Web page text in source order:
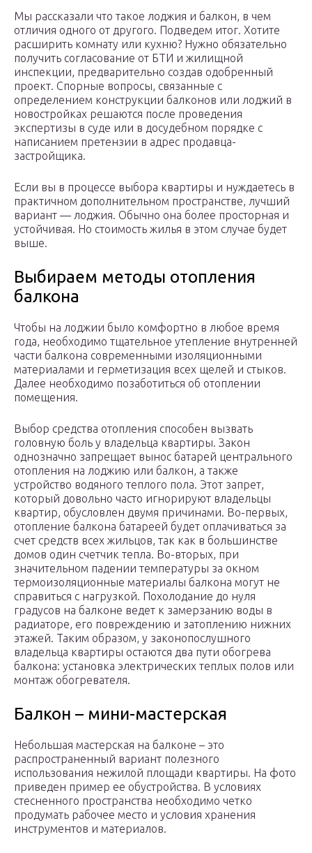
Мы рассказали что такое лоджия и балкон, в чем
отличия одного от другого. Подведем итог. Хотите
расширить комнату или кухню? Нужно обязательно
получить согласование от БТИ и жилищной
инспекции, предварительно создав одобренный
проект. Спорные вопросы, связанные с
определением конструкции балконов или лоджий в
новостройках решаются после проведения
экспертизы в суде или в досудебном порядке с
написанием претензии в адрес продавца-
застройщика.
Если вы в процессе выбора квартиры и нуждаетесь в
практичном дополнительном пространстве, лучший
вариант — лоджия. Обычно она более просторная и
устойчивая. Но стоимость жилья в этом случае будет
выше.
Выбираем методы отопления
балкона
Чтобы на лоджии было комфортно в любое время
года, необходимо тщательное утепление внутренней
части балкона современными изоляционными
материалами и герметизация всех щелей и стыков.
Далее необходимо позаботиться об отоплении
помещения.
Выбор средства отопления способен вызвать
головную боль у владельца квартиры. Закон
однозначно запрещает вынос батарей центрального
отопления на лоджию или балкон, а также
устройство водяного теплого пола. Этот запрет,
который довольно часто игнорируют владельцы
квартир, обусловлен двумя причинами. Во-первых,
отопление балкона батареей будет оплачиваться за
счет средств всех жильцов, так как в большинстве
домов один счетчик тепла. Во-вторых, при
значительном падении температуры за окном
термоизоляционные материалы балкона могут не
справиться с нагрузкой. Похолодание до нуля
градусов на балконе ведет к замерзанию воды в
радиаторе, его повреждению и затоплению нижних
этажей. Таким образом, у законопослушного
владельца квартиры остаются два пути обогрева
балкона: установка электрических теплых полов или
монтаж обогревателя.
Балкон – мини-мастерская
Небольшая мастерская на балконе – это
распространенный вариант полезного
использования нежилой площади квартиры. На фото
приведен пример ее обустройства. В условиях
стесненного пространства необходимо четко
продумать рабочее место и условия хранения
инструментов и материалов.